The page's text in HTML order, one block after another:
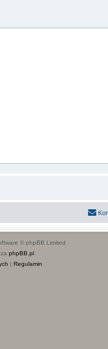
© phpBB Limited
phpBB.pl
| Regulamin